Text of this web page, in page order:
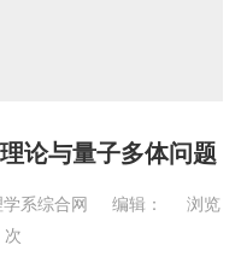
论与量子多体问题
系综合网 编辑：
浏览
次